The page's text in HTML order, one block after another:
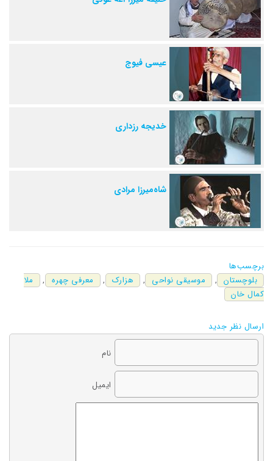
عیسی فیوج
خدیجه رزداری
شاه‌میرزا مرادی
برچسب‌ها
بلوچستان , موسیقی نواحی , هزارک , معرفی چهره ,
ملا
کمال خان
ارسال نظر جدید
نام
ایمیل